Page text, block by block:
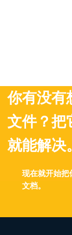
你有没
文件？
就能解决。
现在就开始
文档。